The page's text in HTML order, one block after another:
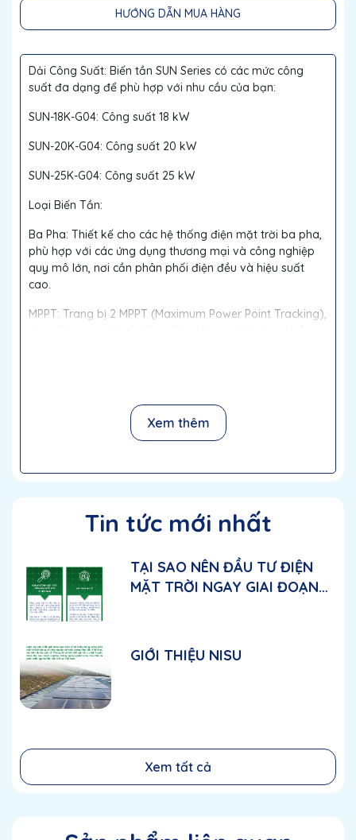
HƯỚNG DẪN MUA HÀNG
Dải Công Suất: Biến tần SUN Series có các mức công
suất đa dạng để phù hợp với nhu cầu của bạn:
SUN-18K-G04: Công suất 18 kW
SUN-20K-G04: Công suất 20 kW
SUN-25K-G04: Công suất 25 kW
Loại Biến Tần:
Ba Pha: Thiết kế cho các hệ thống điện mặt trời ba pha,
phù hợp với các ứng dụng thương mại và công nghiệp
quy mô lớn, nơi cần phân phối điện đều và hiệu suất
cao.
MPPT: Trang bị 2 MPPT (Maximum Power Point Tracking),
thống tấm pin mặt trời.
công nghệ tiên tiến, đảm bảo hoạt động ổn định và bền
bỉ trong nhiều năm.
2. Công Nghệ MPPT Đôi
thập năng lượng từ hai chuỗi tấm pin mặt trời khác
nhau, cải thiện hiệu suất hệ thống và giảm thiểu tổn thất
do ánh sáng không đồng đều hoặc khi có bóng râm.
Ba Pha: Đảm bảo cung cấp hiệu suất ổn định và hiệu
quả cho các ứng dụng thương mại và công nghiệp quy
mô lớn, với khả năng phân phối điện đều và hiệu quả.
Xem thêm
Tin tức mới nhất
TẠI SAO NÊN ĐẦU TƯ ĐIỆN
MẶT TRỜI NGAY GIAI ĐOẠN
GIỚI THIỆU NISU
Xem tất cả